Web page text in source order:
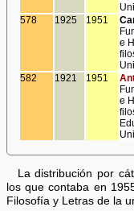
578
1925 1951
e
582
1921 1951
e
La distribución por
los que contaba en
Filosofía y Letras de la